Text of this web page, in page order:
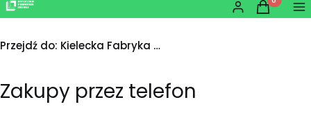
Zaloguj się
Produkty
Koszyk
Przejdź do: Kielecka Fabryka Mebli
Zakupy przez telefon